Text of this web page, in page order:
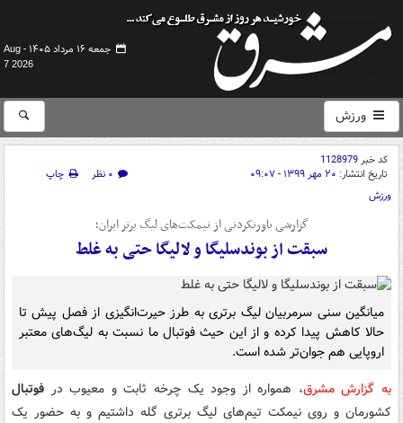
جمعه ۱۶ مرداد ۱۴۰۵ -
Aug
7 2026
ورزش
کد خبر1128979
تاریخ انتشار: ۲۰ مهر ۱۳۹۹ - ۰۹:۰۷ ۰ نظر
چاپ
ورزش
گزارشی باورنکردنی از نیمکت‌های لیگ برتر ایران؛
سبقت از بوندسلیگا و لالیگا حتی به غلط
میانگین سنی سرمربیان لیگ برتری به طرز حیرت‌انگیزی از فصل پیش تا
حالا کاهش پیدا کرده و از این حیث فوتبال ما نسبت به لیگ‌های معتبر
اروپایی هم جوان‌تر شده است.
به گزارش مشرق، همواره از وجود یک چرخه ثابت و معیوب در فوتبال
کشورمان و روی نیمکت‌ تیم‌های لیگ برتری گله داشتیم و به حضور یک